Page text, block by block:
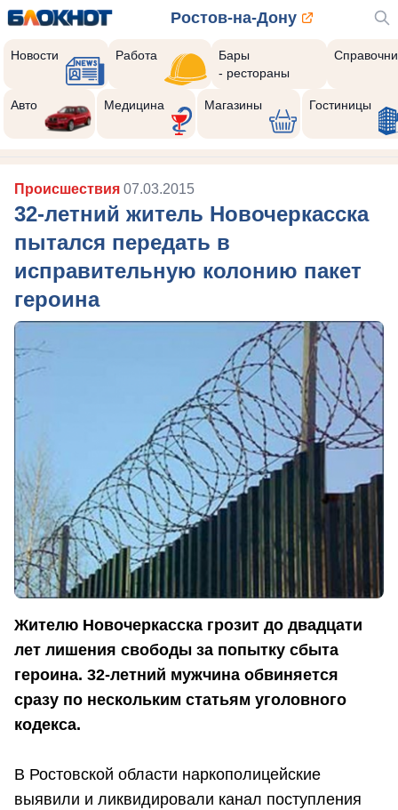
Ростов-на-Дону
Новости Работа
Бары
- рестораны
Авто Медицина Магазины Гостиницы
Происшествия 07.03.2015
32-летний житель Новочеркасска
пытался передать в
исправительную колонию пакет
героина
Жителю Новочеркасска грозит до двадцати
лет лишения свободы за попытку сбыта
героина. 32-летний мужчина обвиняется
сразу по нескольким статьям уголовного
кодекса.
В Ростовской области наркополицейские
выявили и ликвидировали канал поступления